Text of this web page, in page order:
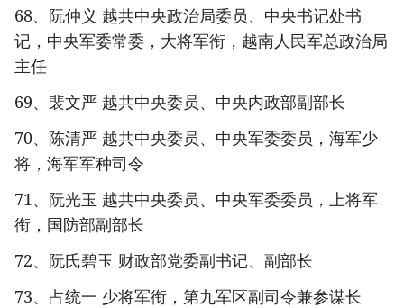
68、阮仲义 越共中央政治局委员、中央书记处书
记，中央军委常委，大将军衔，越南人民军总政治局
主任
69、裴文严 越共中央委员、中央内政部副部长
70、陈清严 越共中央委员、中央军委委员，海军少
将，海军军种司令
71、阮光玉 越共中央委员、中央军委委员，上将军
衔，国防部副部长
72、阮氏碧玉 财政部党委副书记、副部长
73、占统一 少将军衔，第九军区副司令兼参谋长